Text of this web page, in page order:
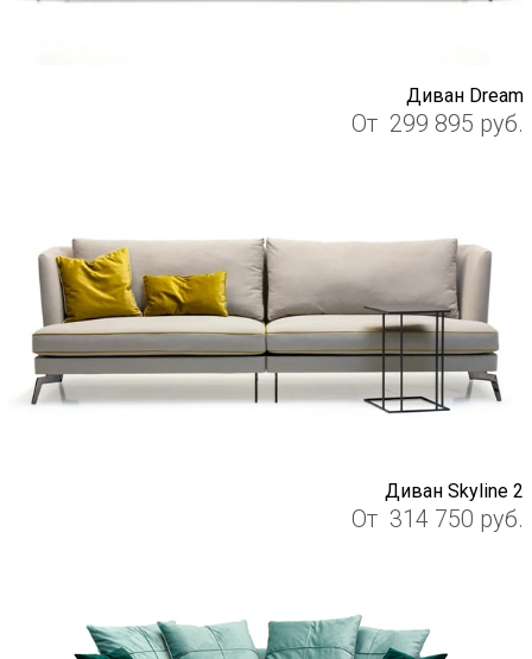
Диван Dream
От 299 895 руб.
Диван Skyline 2
От 314 750 руб.